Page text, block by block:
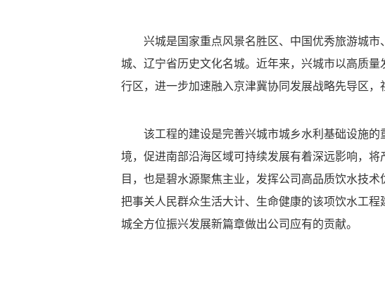
兴城是国家重点风景名胜区、中国优秀旅游城
城、辽宁省历史文化名城。近年来，兴城市以高质
行区，进一步加速融入京津冀协同发展战略先导区，
该工程的建设是完善兴城市城乡水利基础设施
境，促进南部沿海区域可持续发展有着深远影响，
目，也是碧水源聚焦主业，发挥公司高品质饮水技
把事关人民群众生活大计、生命健康的该项饮水工
城全方位振兴发展新篇章做出公司应有的贡献。